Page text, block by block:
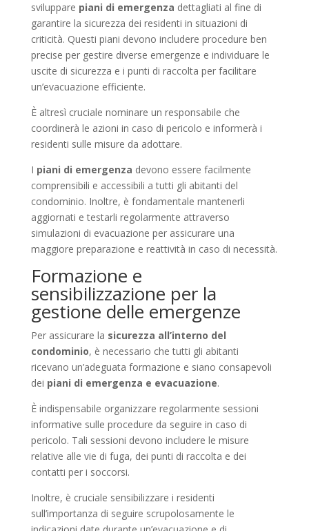
sviluppare piani di emergenza dettagliati al fine di
garantire la sicurezza dei residenti in situazioni di
criticità. Questi piani devono includere procedure ben
precise per gestire diverse emergenze e individuare le
uscite di sicurezza e i punti di raccolta per facilitare
un’evacuazione efficiente.
È altresì cruciale nominare un responsabile che
coordinerà le azioni in caso di pericolo e informerà i
residenti sulle misure da adottare.
I piani di emergenza devono essere facilmente
comprensibili e accessibili a tutti gli abitanti del
condominio. Inoltre, è fondamentale mantenerli
aggiornati e testarli regolarmente attraverso
simulazioni di evacuazione per assicurare una
maggiore preparazione e reattività in caso di necessità.
Formazione e
sensibilizzazione per la
gestione delle emergenze
Per assicurare la sicurezza all’interno del
condominio, è necessario che tutti gli abitanti
ricevano un’adeguata formazione e siano consapevoli
dei piani di emergenza e evacuazione.
È indispensabile organizzare regolarmente sessioni
informative sulle procedure da seguire in caso di
pericolo. Tali sessioni devono includere le misure
relative alle vie di fuga, dei punti di raccolta e dei
contatti per i soccorsi.
Inoltre, è cruciale sensibilizzare i residenti
sull’importanza di seguire scrupolosamente le